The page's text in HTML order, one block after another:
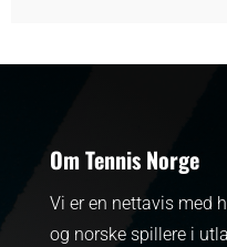
Om Tennis Norge
Vi er en nettavis med
og norske spillere i